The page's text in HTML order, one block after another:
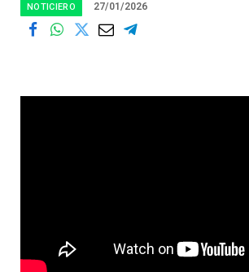
NOTICIERO 27/01/2026